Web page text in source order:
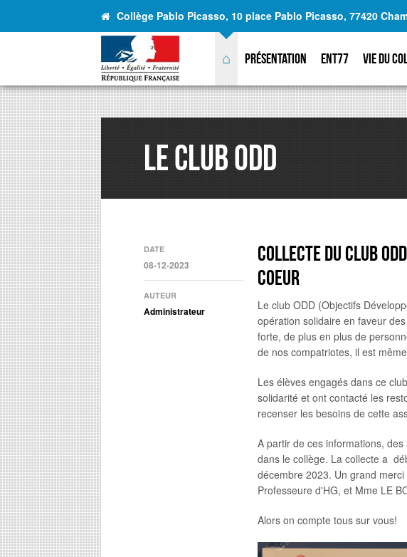
Collège Pablo Picasso, 10 place Pablo Picasso, 77420
⌂ Présentation ENT77 Vie du
Le club ODD
DATE
08-12-2023
AUTEUR
Administrateur
COLLECTE DU CLUB
COEUR
Le club ODD (Objectifs
opération solidaire en faveur
forte, de plus en plus de
de nos compatriotes, il est
Les élèves engagés dans ce
solidarité et ont contacté les
recenser les besoins de cette
A partir de ces informations,
dans le collège. La collecte a
décembre 2023. Un grand
Professeure d'HG, et Mme LE
Alors on compte tous sur vous!